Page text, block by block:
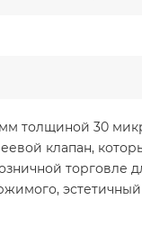
толщиной 30
клапан,
торговле